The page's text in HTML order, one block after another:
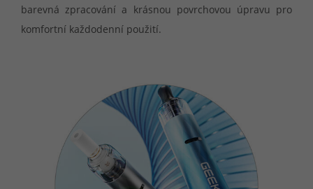
barevná zpracování a krásnou povrchovou úpravu pro
komfortní každodenní použití.